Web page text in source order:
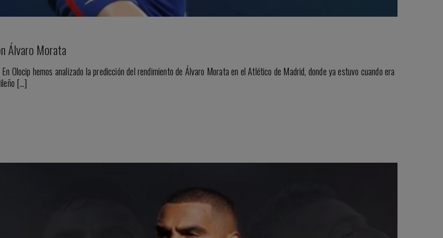
Álvaro Morata
Olocip hemos analizado la predicción del rendimiento de Álvaro Morata en el Atlético de Madrid, donde ya estuvo cuando era
[…]